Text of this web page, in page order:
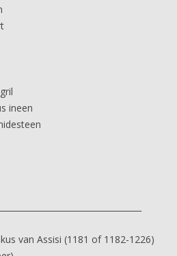
ineen
van Assisi (1181 of 1182-1226)